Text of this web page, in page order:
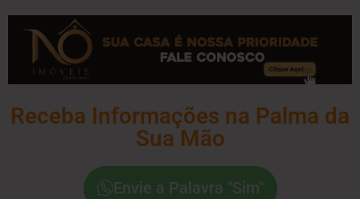
Receba Informações na Palma da
Sua Mão
Envie a Palavra "Sim"